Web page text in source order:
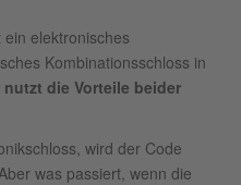
elektronisches
Kombinationsschloss in
nutzt die Vorteile beider
wird der Code
was passiert, wenn die